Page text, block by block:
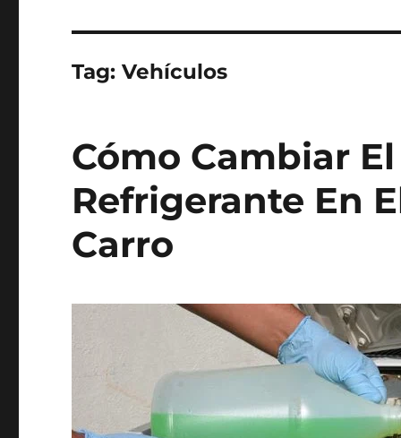
Tag:Vehículos
Cómo Cambiar
Refrigerante En
Carro